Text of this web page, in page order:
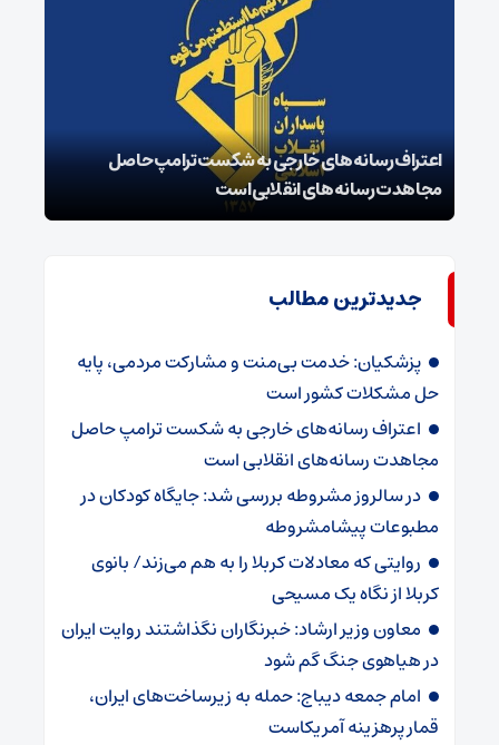
اعتراف رسانه‌های خارجی به شکست ترامپ حاصل
مجاهدت رسانه‌های انقلابی است
جدیدترین مطالب
پزشکیان: خدمت بی‌منت و مشارکت مردمی، پایه
حل مشکلات کشور است
اعتراف رسانه‌های خارجی به شکست ترامپ حاصل
مجاهدت رسانه‌های انقلابی است
در سالروز مشروطه بررسی شد: جایگاه کودکان در
مطبوعات پیشامشروطه
روایتی که معادلات کربلا را به هم می‌زند/ بانوی
کربلا از نگاه یک مسیحی
معاون وزیر ارشاد: خبرنگاران نگذاشتند روایت ایران
در هیاهوی جنگ گم شود
امام جمعه دیباج: حمله به زیرساخت‌های ایران،
قمار پرهزینه آمریکاست